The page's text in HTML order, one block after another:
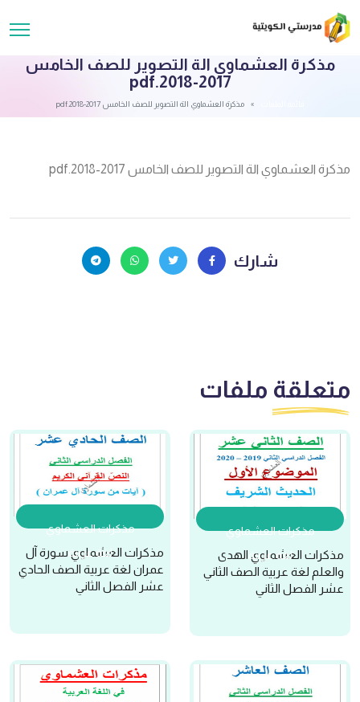
مذكرة العشماوي الة التصوير للصف الخامس
2017-2018.pdf
مذكرة العشماوي الة التصوير للصف الخامس 2017-2018.pdf
مذكرة العشماوي الة التصوير للصف الخامس 2017-2018.pdf
شارك
متعلقة ملفات
مذكرات العشماوي
لغة عربية
مذكرات العشماوي الهدى
والعلم لغة عربية الصف الثاني
عشر الفصل الثاني
مذكرات العشماوي
لغة عربية
مذكرات العشماوي سورة آل
عمران لغة عربية الصف الحادي
عشر الفصل الثاني